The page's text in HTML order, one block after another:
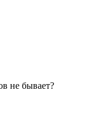
не бывает?